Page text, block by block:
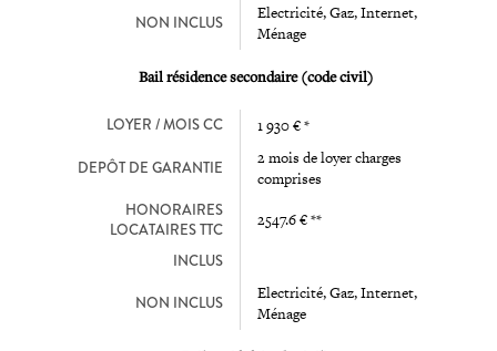
NON INCLUS
Electricité, Gaz, Internet,
Ménage
Bail résidence secondaire (code civil)
LOYER / MOIS CC 1 930 € *
DEPÔT DE GARANTIE
2 mois de loyer charges
comprises
HONORAIRES
LOCATAIRES TTC
2547.6 € **
INCLUS
NON INCLUS
Electricité, Gaz, Internet,
Ménage